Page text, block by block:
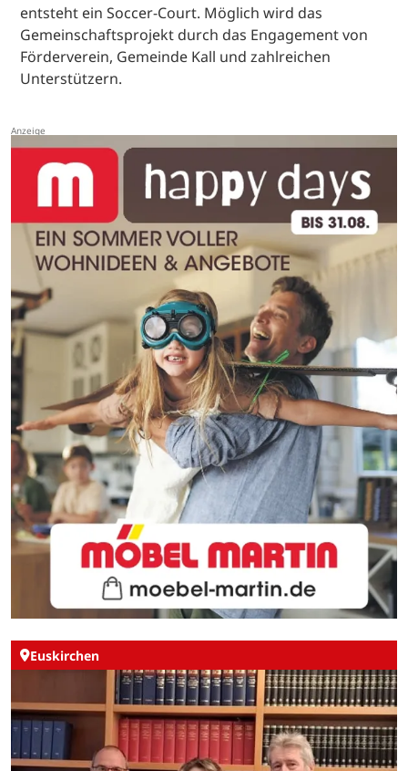
entsteht ein Soccer-Court. Möglich wird das
Gemeinschaftsprojekt durch das Engagement von
Förderverein, Gemeinde Kall und zahlreichen
Unterstützern.
Euskirchen